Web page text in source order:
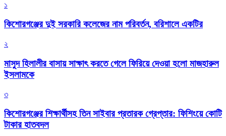
১
কিশোরগঞ্জের দুই সরকারি কলেজের নাম পরিবর্তন, বরিশালে একটির
২
মাসুদ হিলালীর বাসায় সাক্ষাৎ করতে গেলে ফিরিয়ে দেওয়া হলো মাজহারুল
ইসলামকে
৩
কিশোরগঞ্জের শিক্ষার্থীসহ তিন সাইবার প্রতারক গ্রেপ্তার: ফিশিংয়ে কোটি
টাকার হাতবদল